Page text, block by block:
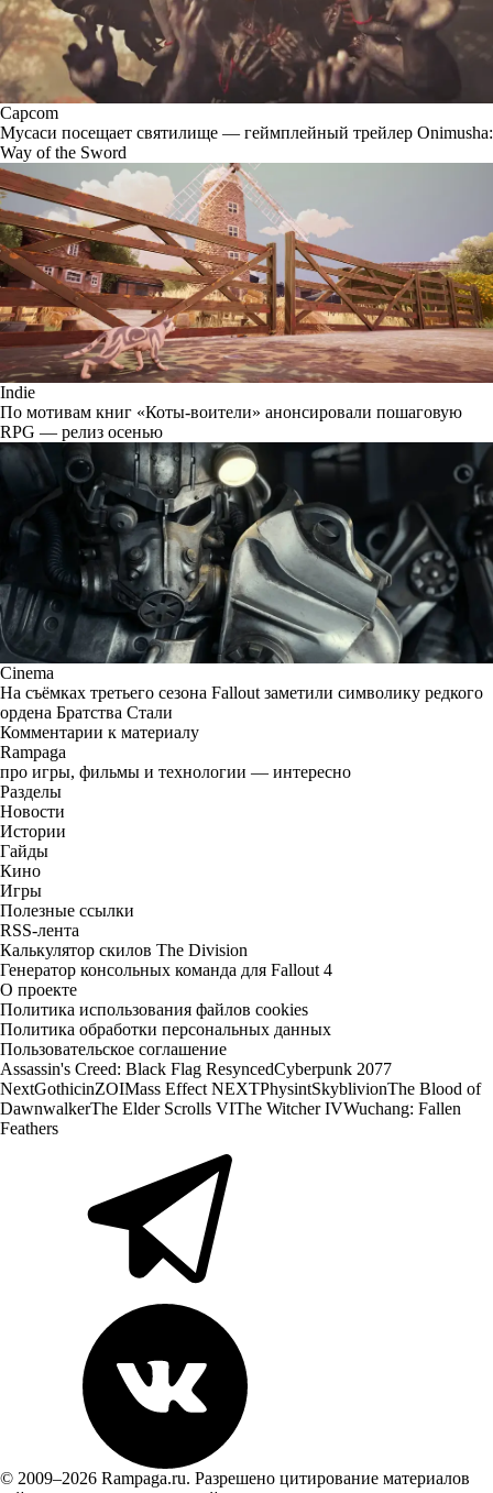
Capcom
Мусаси посещает святилище — геймплейный трейлер Onimusha:
Way of the Sword
Indie
По мотивам книг «Коты-воители» анонсировали пошаговую
RPG — релиз осенью
Cinema
На съёмках третьего сезона Fallout заметили символику редкого
ордена Братства Стали
Комментарии к материалу
Rampaga
про игры, фильмы и технологии — интересно
Разделы
Новости
Истории
Гайды
Кино
Игры
Полезные ссылки
RSS-лента
Калькулятор скилов The Division
Генератор консольных команда для Fallout 4
О проекте
Политика использования файлов cookies
Политика обработки персональных данных
Пользовательское соглашение
Assassin's Creed: Black Flag ResyncedCyberpunk 2077
NextGothicinZOIMass Effect NEXTPhysintSkyblivionThe Blood of
DawnwalkerThe Elder Scrolls VIThe Witcher IVWuchang: Fallen
Feathers
© 2009–2026 Rampaga.ru. Разрешено цитирование материалов